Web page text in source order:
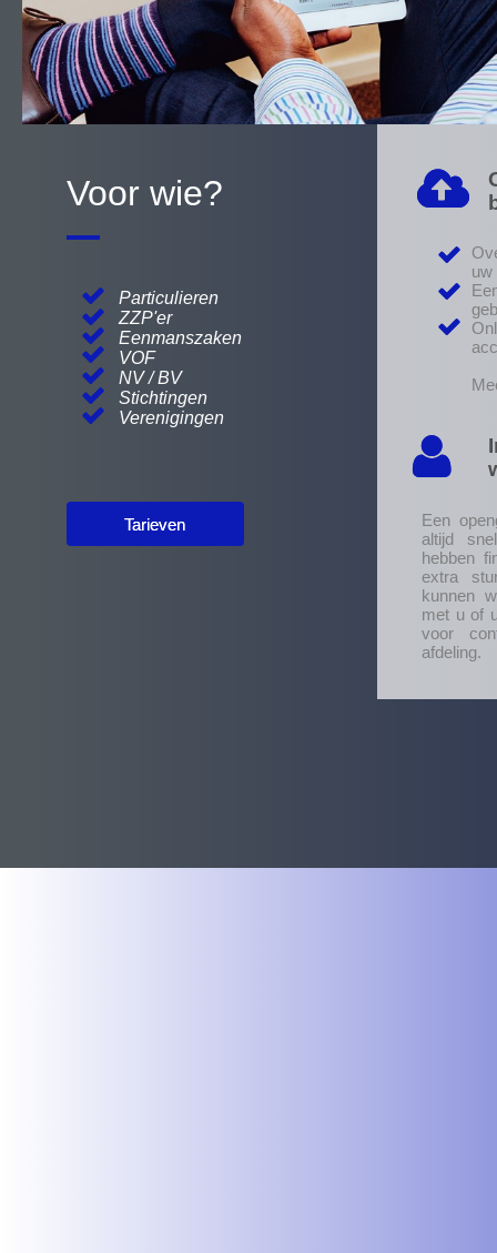
Voor wie?
Particulieren
ZZP'er
Eenmanszaken
VOF
NV / BV
Stichtingen
Verenigingen
Tarieven
uw
Een
altijd
hebben
extra
kunnen
met u of
voor
afdeling.